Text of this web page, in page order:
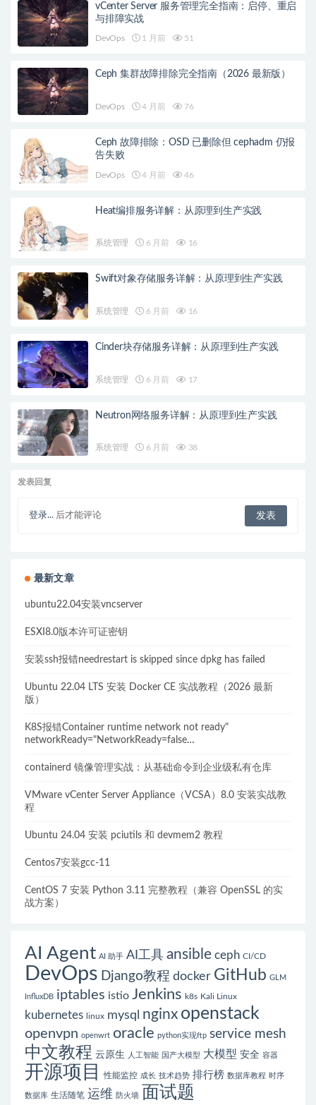
vCenter Server 服务管理完全指南：启停、重启
与排障实战
DevOps 1 月前 51
Ceph 集群故障排除完全指南（2026 最新版）
DevOps 4 月前 76
Ceph 故障排除：OSD 已删除但 cephadm 仍报
告失败
DevOps 4 月前 46
Heat编排服务详解：从原理到生产实践
系统管理 6 月前 16
Swift对象存储服务详解：从原理到生产实践
系统管理 6 月前 16
Cinder块存储服务详解：从原理到生产实践
系统管理 6 月前 17
Neutron网络服务详解：从原理到生产实践
系统管理 6 月前 38
发表回复
登录... 后才能评论
最新文章
ubuntu22.04安装vncserver
ESXI8.0版本许可证密钥
安装ssh报错needrestart is skipped since dpkg has failed
Ubuntu 22.04 LTS 安装 Docker CE 实战教程（2026 最新
版）
K8S报错Container runtime network not ready"
networkReady="NetworkReady=false
containerd 镜像管理实战：从基础命令到企业级私有仓库
VMware vCenter Server Appliance（VCSA）8.0 安装实战教
程
Ubuntu 24.04 安装 pciutils 和 devmem2 教程
Centos7安装gcc-11
CentOS 7 安装 Python 3.11 完整教程（兼容 OpenSSL 的实
战方案）
AI Agent AI 助手 AI工具 ansible ceph CI/CD
DevOps Django教程 docker GitHub GLM
InfluxDB iptables istio Jenkins k8s Kali Linux
kubernetes linux mysql nginx openstack
openvpn openwrt oracle python实现ftp service mesh
中文教程 云原生 人工智能 国产大模型 大模型 安全 容器
开源项目 性能监控 成长 技术趋势 排行榜 数据库教程 时序
数据库 生活随笔 运维 防火墙 面试题